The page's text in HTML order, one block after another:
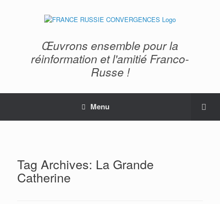
Œuvrons ensemble pour la
réinformation et l'amitié Franco-
Russe !
Menu
Tag Archives: La Grande
Catherine